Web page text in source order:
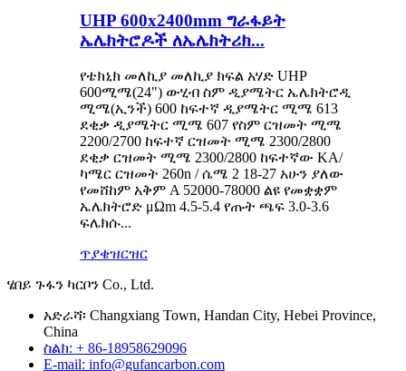
UHP 600x2400mm ግራፋይት
ኤሌክትሮዶች ለኤሌክትሪክ...
የቴክኒክ መለኪያ መለኪያ ክፍል አሃድ UHP
600ሚሜ(24") ውሂብ ስም ዲያሜትር ኤሌክትሮዲ
ሚሜ(ኢንች) 600 ከፍተኛ ዲያሜትር ሚሜ 613
ደቂቃ ዲያሜትር ሚሜ 607 የስም ርዝመት ሚሜ
2200/2700 ከፍተኛ ርዝመት ሚሜ 2300/2800
ደቂቃ ርዝመት ሚሜ 2300/2800 ከፍተኛው KA/
ካሜር ርዝመት 260n / ሴሜ 2 18-27 አሁን ያለው
የመሸከም አቅም A 52000-78000 ልዩ የመቋቋም
ኤሌክትሮድ μΩm 4.5-5.4 የጡት ጫፍ 3.0-3.6
ፍሌክሱ...
ጥያቄዝርዝር
ሄበይ ጉፋን ካርቦን Co., Ltd.
አድራሻ፡ Changxiang Town, Handan City, Hebei Province,
China
ስልክ: + 86-18958629096
E-mail: info@gufancarbon.com